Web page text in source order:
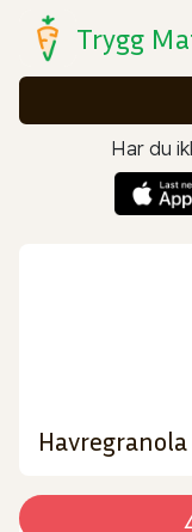
Trygg
Har du